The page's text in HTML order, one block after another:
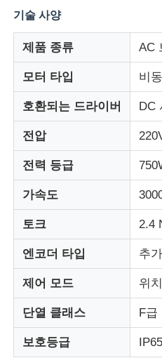
홈
제품 소개
회사 소개
공장 투어
품질 관리
기술 사양
제품 종류 AC
모터 타입 비
호환되는 드라이버 DC
전압
전력 등급
가속도
토크 2.4
엔코더 타입 추
제어 모드 위
단열 클래스 F급
보호등급 IP65